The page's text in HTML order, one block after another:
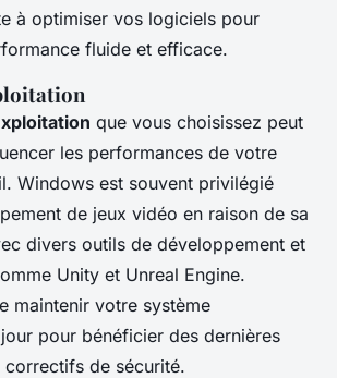
à optimiser vos logiciels pour
fluide et efficace.
que vous choisissez peut
les performances de votre
Windows est souvent privilégié
de jeux vidéo en raison de sa
divers outils de développement et
Unity et Unreal Engine.
maintenir votre système
pour bénéficier des dernières
de sécurité.